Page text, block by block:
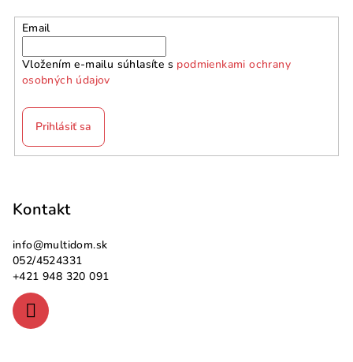
Email
Vložením e-mailu súhlasíte s podmienkami ochrany
osobných údajov
Prihlásiť sa
Kontakt
info@multidom.sk
052/4524331
+421 948 320 091